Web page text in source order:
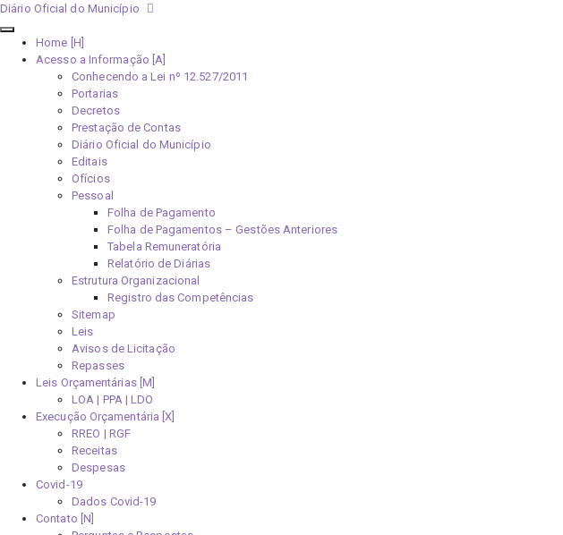
Diário Oficial do Município
Home [H]
Acesso a Informação [A]
Conhecendo a Lei nº 12.527/2011
Portarias
Decretos
Prestação de Contas
Diário Oficial do Município
Editais
Ofícios
Pessoal
Folha de Pagamento
Folha de Pagamentos – Gestões Anteriores
Tabela Remuneratória
Relatório de Diárias
Estrutura Organizacional
Registro das Competências
Sitemap
Leis
Avisos de Licitação
Repasses
Leis Orçamentárias [M]
LOA | PPA | LDO
Execução Orçamentária [X]
RREO | RGF
Receitas
Despesas
Covid-19
Dados Covid-19
Contato [N]